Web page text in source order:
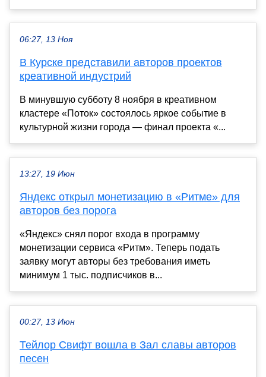
06:27, 13 Ноя
В Курске представили авторов проектов
креативной индустрий
В минувшую субботу 8 ноября в креативном
кластере «Поток» состоялось яркое событие в
культурной жизни города — финал проекта «...
13:27, 19 Июн
Яндекс открыл монетизацию в «Ритме» для
авторов без порога
«Яндекс» снял порог входа в программу
монетизации сервиса «Ритм». Теперь подать
заявку могут авторы без требования иметь
минимум 1 тыс. подписчиков в...
00:27, 13 Июн
Тейлор Свифт вошла в Зал славы авторов
песен